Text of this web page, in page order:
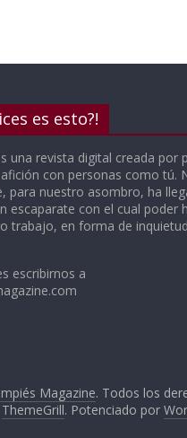
es esto?!
una revista digital creada por
con personas como tú.
para nuestro asombro, ha
escaparate con el cual poder
trabajo, en forma de
escribirnos a
Magazine. Todos los
ThemeGrill. Potenciado por